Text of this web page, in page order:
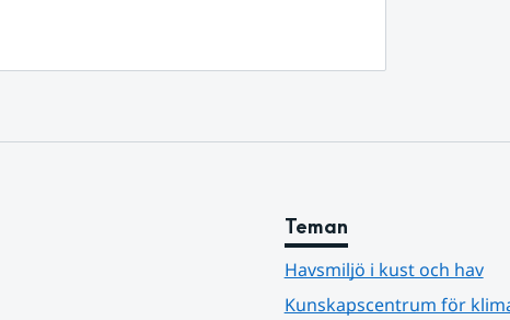
Teman
Havsmiljö i kust och hav
Kunskapscentrum för